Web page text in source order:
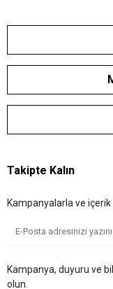
Takipte Kalın
Kampanyalarla ve
Kampanya, duyuru ve
olun.